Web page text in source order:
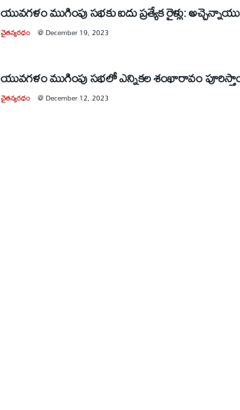
యువగళం ముగింపు సభకు ఐదు ప్రత్యేక రైళ్లు:
చైతన్యరధం @December 19, 2023
యువగళం ముగింపు సభలో ఎన్నికల శంఖారావం
చైతన్యరధం @December 12, 2023